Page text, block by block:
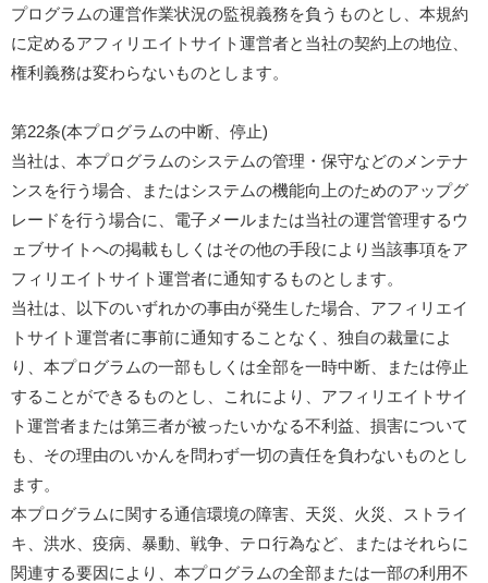
プログラムの運営作業状況の監視義務を負うものとし、本規約
に定めるアフィリエイトサイト運営者と当社の契約上の地位、
権利義務は変わらないものとします。
第22条(本プログラムの中断、停止)
当社は、本プログラムのシステムの管理・保守などのメンテナ
ンスを行う場合、またはシステムの機能向上のためのアップグ
レードを行う場合に、電子メールまたは当社の運営管理するウ
ェブサイトへの掲載もしくはその他の手段により当該事項をア
フィリエイトサイト運営者に通知するものとします。
当社は、以下のいずれかの事由が発生した場合、アフィリエイ
トサイト運営者に事前に通知することなく、独自の裁量によ
り、本プログラムの一部もしくは全部を一時中断、または停止
することができるものとし、これにより、アフィリエイトサイ
ト運営者または第三者が被ったいかなる不利益、損害について
も、その理由のいかんを問わず一切の責任を負わないものとし
ます。
本プログラムに関する通信環境の障害、天災、火災、ストライ
キ、洪水、疫病、暴動、戦争、テロ行為など、またはそれらに
関連する要因により、本プログラムの全部または一部の利用不